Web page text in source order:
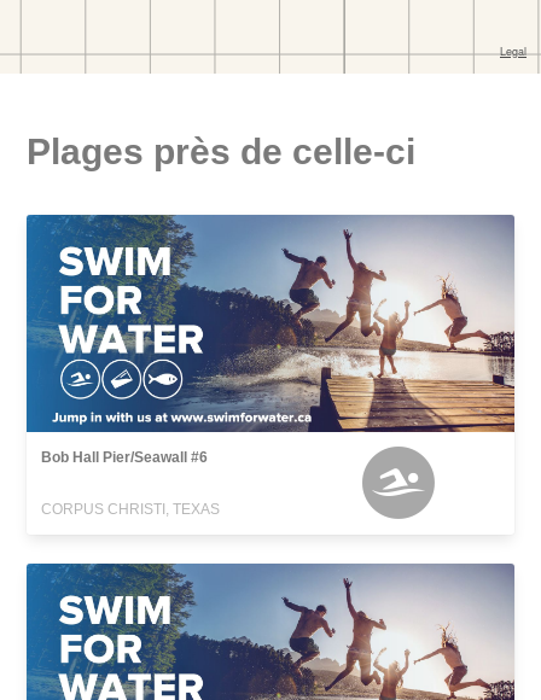
Plages près de celle-ci
Bob Hall Pier/Seawall #6
CORPUS CHRISTI, TEXAS